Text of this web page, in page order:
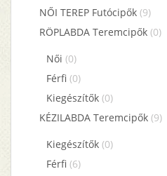
NŐI TEREP Futócipők (9)
RÖPLABDA Teremcipők (0)
Női (0)
Férfi (0)
Kiegészítők (0)
KÉZILABDA Teremcipők (9)
Kiegészítők (0)
Férfi (6)